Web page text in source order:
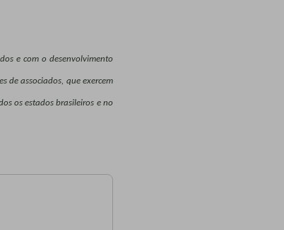
e com o desenvolvimento
de associados, que exercem
os estados brasileiros e no